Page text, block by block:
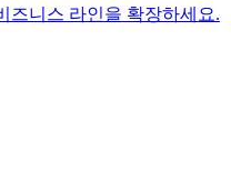
즈니스 라인을 확장하세요.